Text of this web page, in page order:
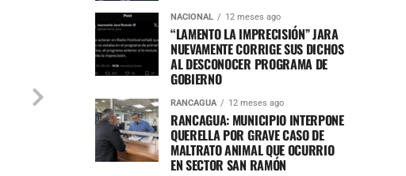
NACIONAL 12 meses ago
“LAMENTO LA IMPRECISIÓN” JARA
NUEVAMENTE CORRIGE SUS DICHOS
AL DESCONOCER PROGRAMA DE
GOBIERNO
RANCAGUA 12 meses ago
RANCAGUA: MUNICIPIO INTERPONE
QUERELLA POR GRAVE CASO DE
MALTRATO ANIMAL QUE OCURRIO
EN SECTOR SAN RAMÓN